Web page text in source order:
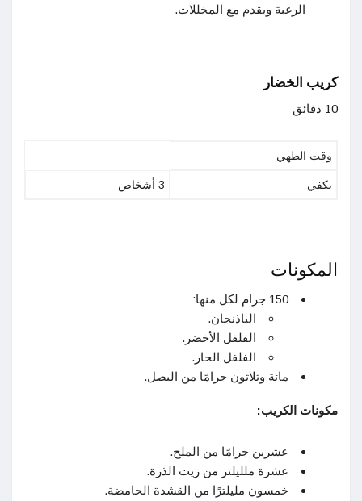
الرغبة ويقدم مع المخللات.
كريب الخضار
10 دقائق
وقت الطهي
يكفي 3 أشخاص
المكونات
150 جرام لكل منها:
الباذنجان.
الفلفل الأخضر.
الفلفل الحار.
مائة وثلاثون جرامًا من البصل.
مكونات الكريب:
عشرين جرامًا من الملح.
عشرة ملليلتر من زيت الذرة.
خمسون مليلترًا من القشدة الحامضة.